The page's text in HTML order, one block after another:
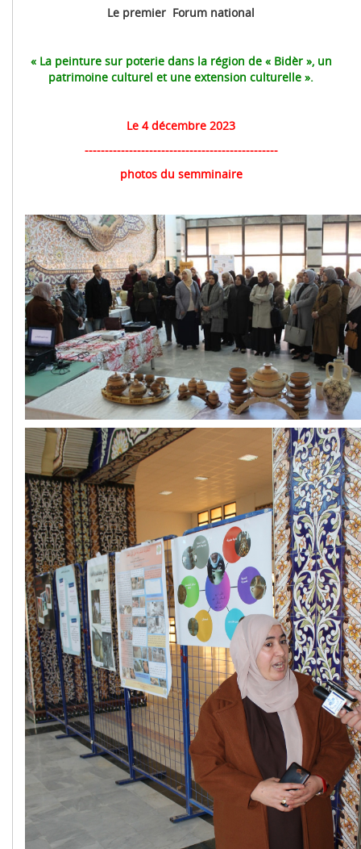
Le premier Forum national
« La peinture sur poterie dans la région de « Bidèr », un
patrimoine culturel et une extension culturelle ».
Le 4 décembre 2023
------------------------------------------------
photos du semminaire